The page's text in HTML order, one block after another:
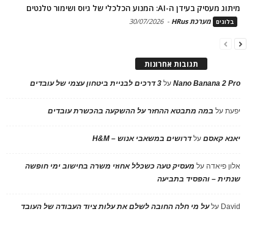
מיתוג מעסיק בעידן ה-AI: המנוע הכלכלי של גיוס ושימור טלנטים
בלוגים מערכת HRus -
30/07/2026
תגובות אחרונות
Nano Banana 2 Proעל 3 דרכים לבניית ביטחון עצמי של עובדים
יפעתעל במה מתבטא ההחזר על ההשקעה בהכשרת עובדים
יאנא קאסםעלדרושים במשאבי אנוש – H&M
אלון פיאדה על מעסיק טעה כשכלל אחוזי משרה בחישוב ימי חופשה
שנתית – והפסיד בתביעה
David עלעל מי חלה החובה לשלם את עלות ציוד העבודה של העובד